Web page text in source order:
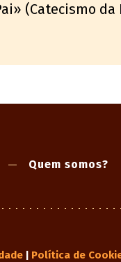
(Catecismo da
Quem somos?
Política de